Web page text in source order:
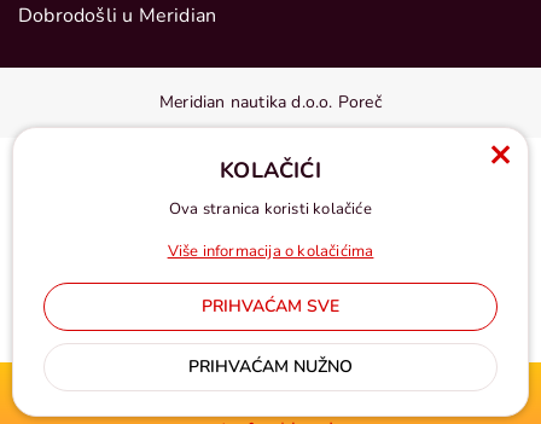
Dobrodošli u Meridian
Meridian nautika d.o.o. Poreč
Cijene u eurima, pdv uključen
KOLAČIĆI
Ova stranica koristi kolačiće
Više informacija o kolačićima
PRIHVAĆAM SVE
PRIHVAĆAM NUŽNO